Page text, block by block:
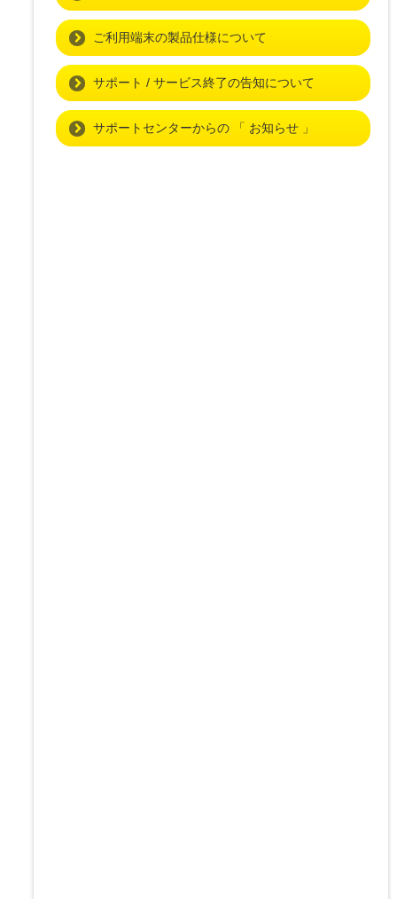
ご利用端末の製品仕様について
サポート / サービス終了の告知について
サポートセンターからの 「 お知らせ 」